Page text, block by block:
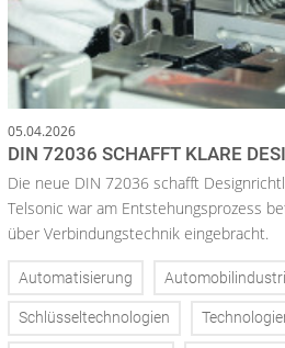
05.04.2026
DIN 72036 SCHAFFT KLARE
Die neue DIN 72036 schafft
Telsonic war am Entstehungsprozess
über Verbindungstechnik eingebracht.
Automatisierung
Schlüsseltechnologien